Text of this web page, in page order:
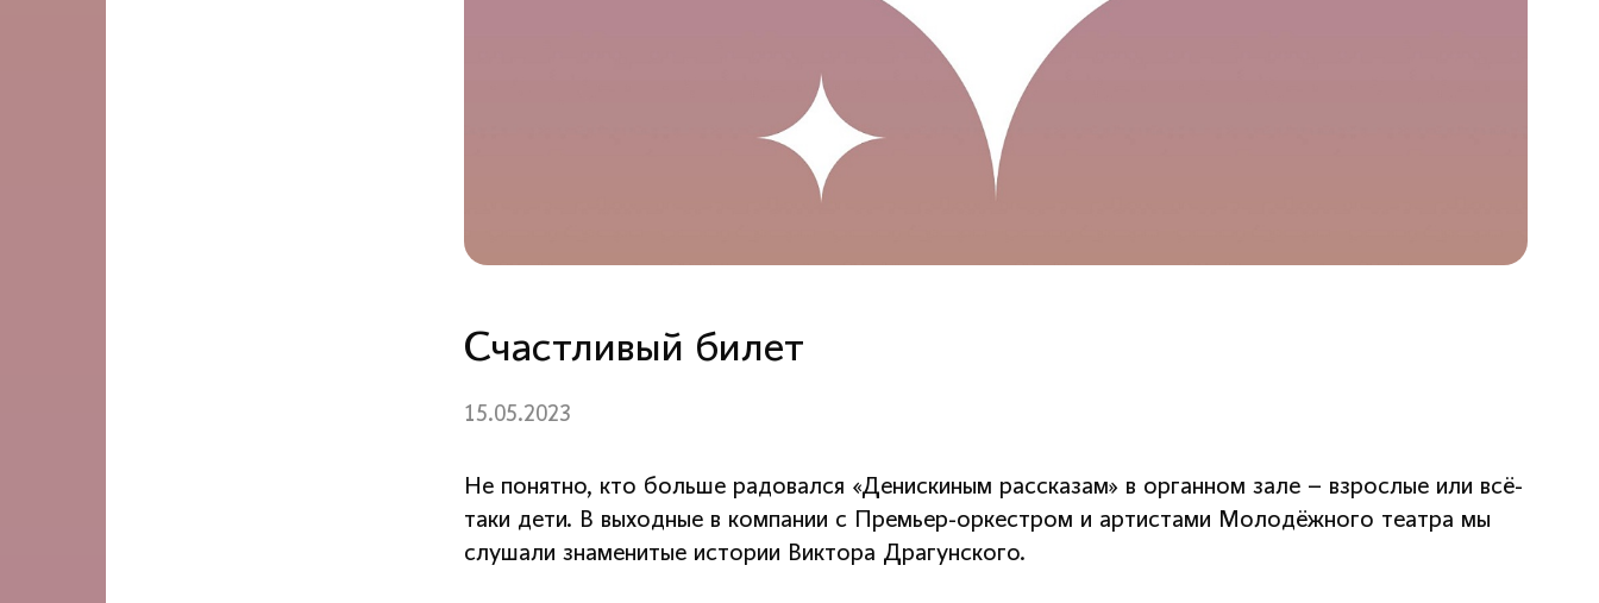
Счастливый билет
15.05.2023
Не понятно, кто больше радовался «Денискиным рассказам» в органном зале – взрослые или всё-
таки дети. В выходные в компании с Премьер-оркестром и артистами Молодёжного театра мы
слушали знаменитые истории Виктора Драгунского.